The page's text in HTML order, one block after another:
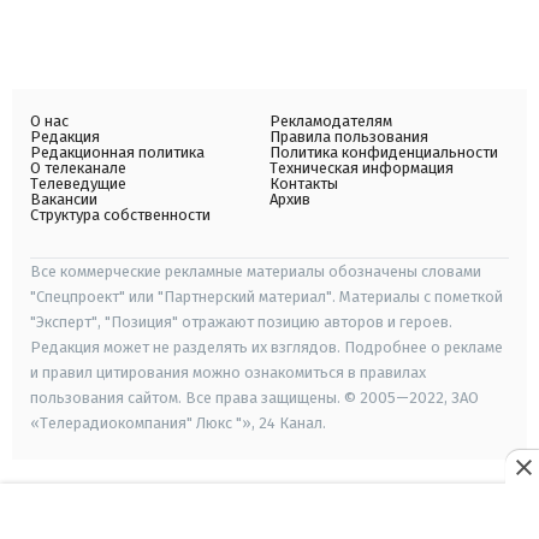
О нас
Редакция
Редакционная политика
О телеканале
Телеведущие
Вакансии
Структура собственности
Рекламодателям
Правила пользования
Политика конфиденциальности
Техническая информация
Контакты
Архив
Все коммерческие рекламные материалы обозначены словами
"Спецпроект" или "Партнерский материал". Материалы с пометкой
"Эксперт", "Позиция" отражают позицию авторов и героев.
Редакция может не разделять их взглядов. Подробнее о рекламе
и правил цитирования можно ознакомиться в правилах
пользования сайтом. Все права защищены. © 2005—2022, ЗАО
«Телерадиокомпания" Люкс "», 24 Канал.